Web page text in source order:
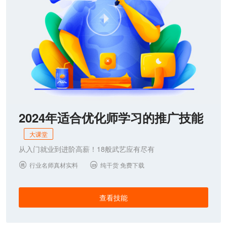
2024年适合优化师学习的推广技能
大课堂
从入门就业到进阶高薪！18般武艺应有尽有
 行业名师真材实料  纯干货 免费下载
查看技能